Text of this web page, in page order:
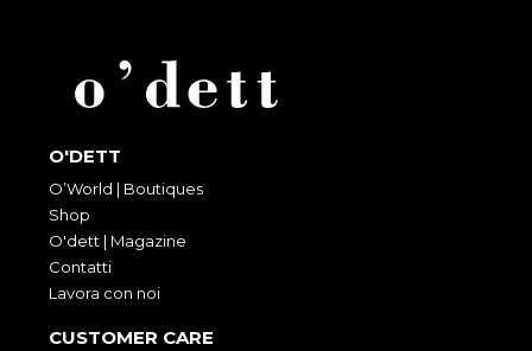
O'DETT
O’World | Boutiques
Shop
O'dett | Magazine
Contatti
Lavora con noi
CUSTOMER CARE